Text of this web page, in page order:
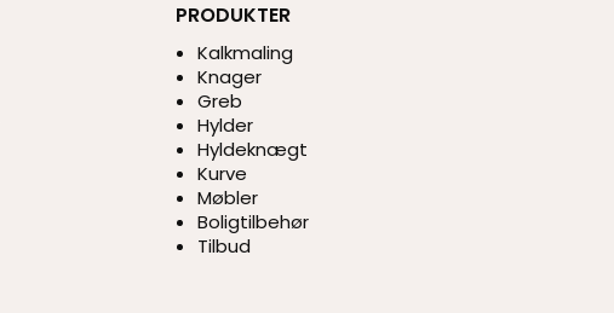
PRODUKTER
Kalkmaling
Knager
Greb
Hylder
Hyldeknægt
Kurve
Møbler
Boligtilbehør
Tilbud